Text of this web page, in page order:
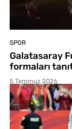
SPOR
Galatasaray
formaları
5 Temmuz 2026